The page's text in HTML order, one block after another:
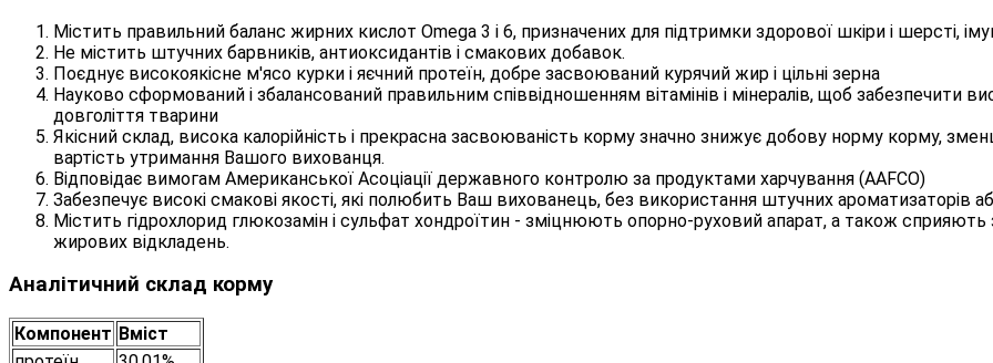
Містить правильний баланс жирних кислот Omega 3 і 6, призначених для підтримки здорової шкіри і шерсті,
Не містить штучних барвників, антиоксидантів і смакових добавок.
Поєднує високоякісне м'ясо курки і яєчний протеїн, добре засвоюваний курячий жир і цільні зерна
Науково сформований і збалансований правильним співвідношенням вітамінів і мінералів, щоб забезпечити
довголіття тварини
Якісний склад, висока калорійність і прекрасна засвоюваність корму значно знижує добову норму корму,
вартість утримання Вашого вихованця.
Відповідає вимогам Американської Асоціації державного контролю за продуктами харчування (AAFCO)
Забезпечує високі смакові якості, які полюбить Ваш вихованець, без використання штучних ароматизаторів
Містить гідрохлорид глюкозамін і сульфат хондроїтин - зміцнюють опорно-руховий апарат, а також
жирових відкладень.
Аналітичний склад корму
Компонент Вміст